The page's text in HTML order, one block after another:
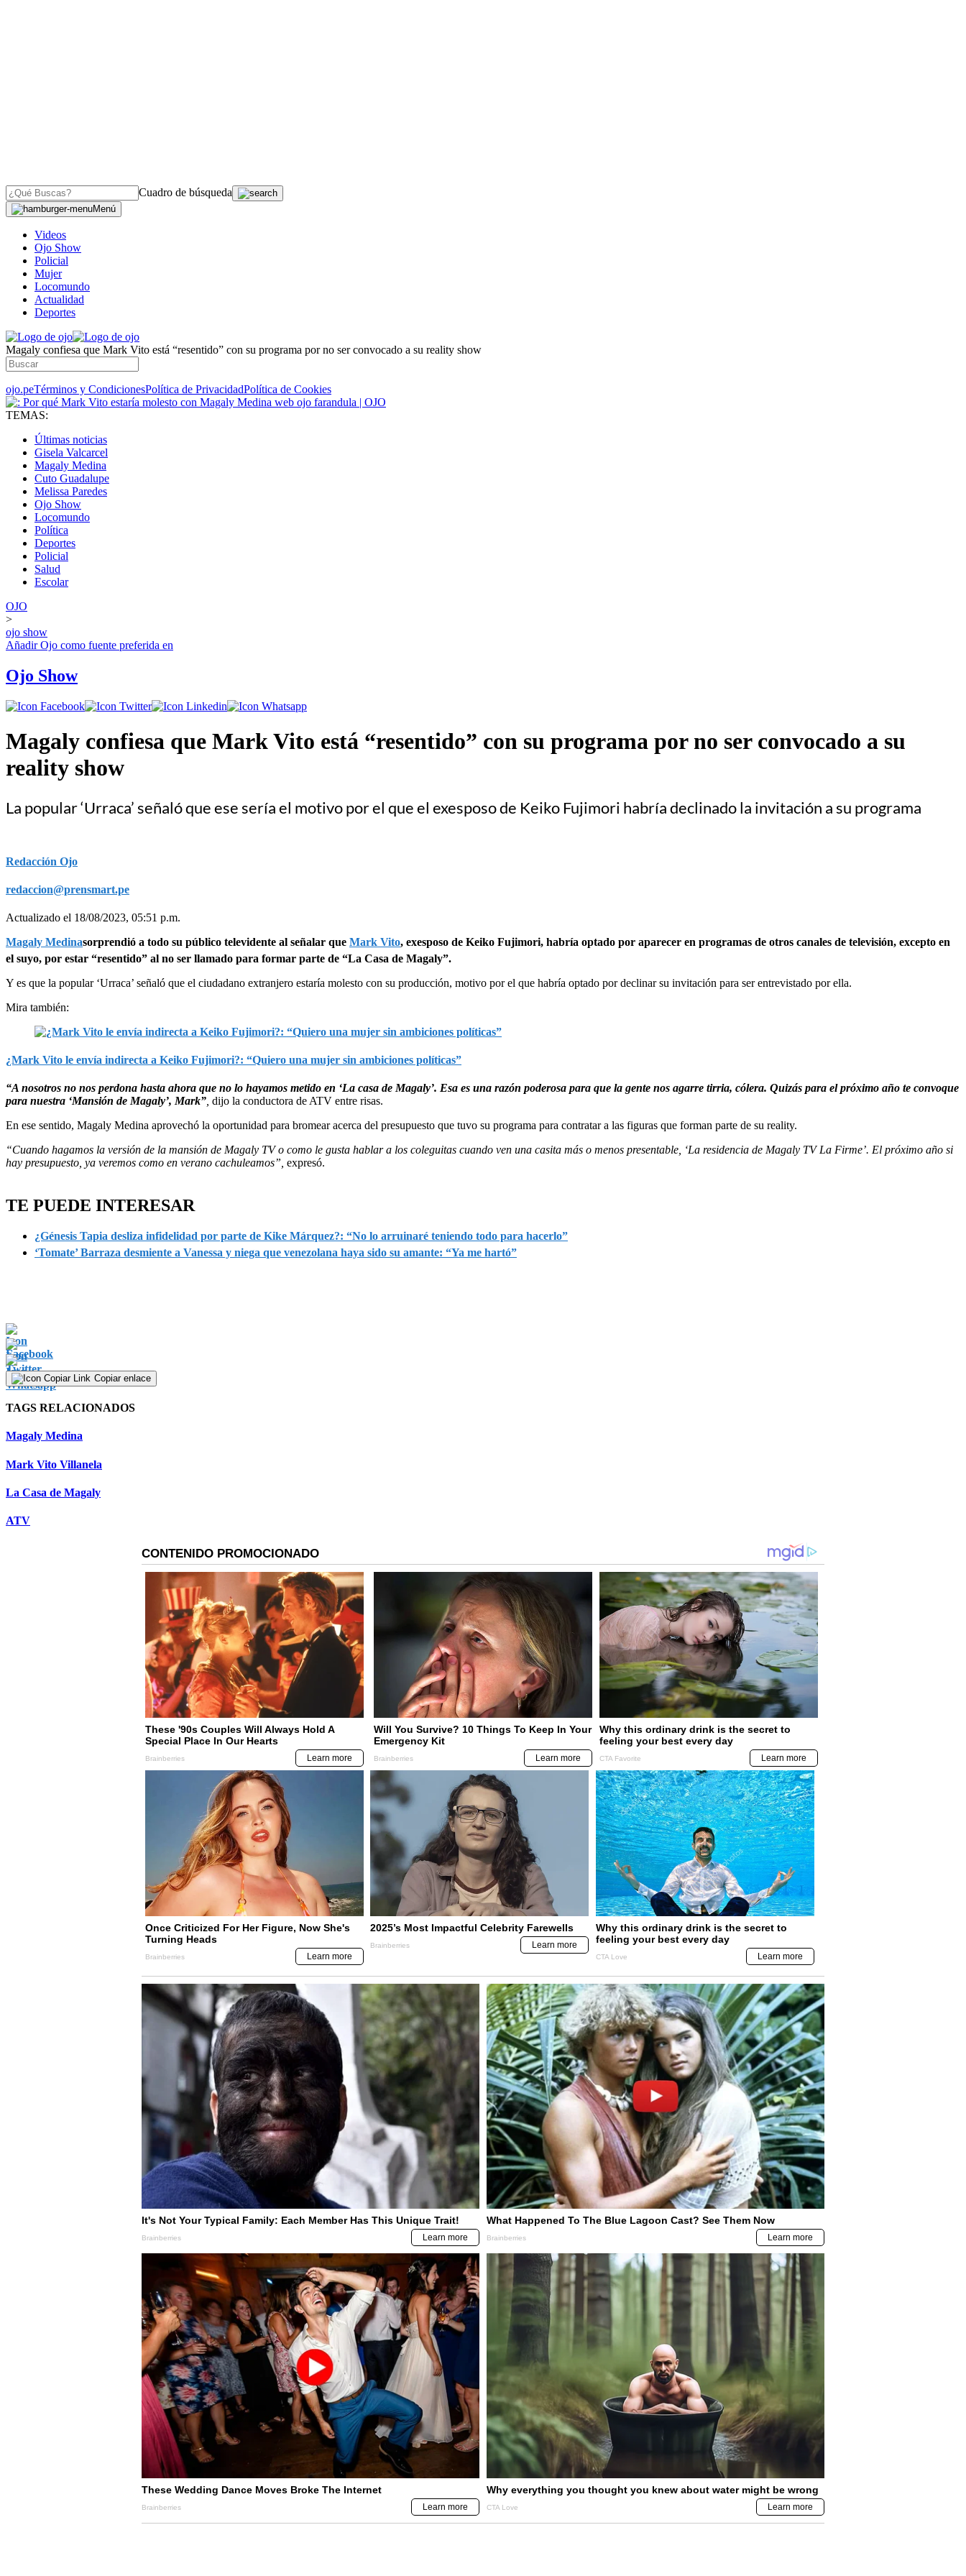
Cuadro de búsqueda
Menú
Videos
Ojo Show
Policial
Mujer
Locomundo
Actualidad
Deportes
Magaly confiesa que Mark Vito está “resentido” con su programa por no ser convocado a su reality show
ojo.peTérminos y CondicionesPolítica de PrivacidadPolítica de Cookies
TEMAS:
Últimas noticias
Gisela Valcarcel
Magaly Medina
Cuto Guadalupe
Melissa Paredes
Ojo Show
Locomundo
Política
Deportes
Policial
Salud
Escolar
OJO
>
ojo show
AñadirOjo como fuente preferida en
Ojo Show
Magaly confiesa que Mark Vito está “resentido” con su programa por no ser convocado a su
reality show
La popular ‘Urraca’ señaló que ese sería el motivo por el que el exesposo de Keiko Fujimori habría declinado la invitación a su programa
Redacción Ojo
redaccion@prensmart.pe
Actualizado el 18/08/2023, 05:51 p.m.
Magaly Medinasorprendió a todo su público televidente al señalar que Mark Vito, exesposo de Keiko Fujimori, habría optado por aparecer en programas de otros canales de televisión, excepto en
el suyo, por estar “resentido” al no ser llamado para formar parte de “La Casa de Magaly”.
Y es que la popular ‘Urraca’ señaló que el ciudadano extranjero estaría molesto con su producción, motivo por el que habría optado por declinar su invitación para ser entrevistado por ella.
Mira también:
¿Mark Vito le envía indirecta a Keiko Fujimori?: “Quiero una mujer sin ambiciones políticas”
“A nosotros no nos perdona hasta ahora que no lo hayamos metido en ‘La casa de Magaly’. Esa es una razón poderosa para que la gente nos agarre tirria, cólera. Quizás para el próximo año te convoque
para nuestra ‘Mansión de Magaly’, Mark” dijo la conductora de ATV entre risas.
En ese sentido, Magaly Medina aprovechó la oportunidad para bromear acerca del presupuesto que tuvo su programa para contratar a las figuras que forman parte de su reality.
“Cuando hagamos la versión de la mansión de Magaly TV o como le gusta hablar a los coleguitas cuando ven una casita más o menos presentable, ‘La residencia de Magaly TV La Firme’. El próximo año si
hay presupuesto, ya veremos como en verano cachuleamos”, expresó.
TE PUEDE INTERESAR
¿Génesis Tapia desliza infidelidad por parte de Kike Márquez?: “No lo arruinaré teniendo todo para hacerlo”
‘Tomate’ Barraza desmiente a Vanessa y niega que venezolana haya sido su amante: “Ya me hartó”
Copiar enlace
TAGS RELACIONADOS
Magaly Medina
Mark Vito Villanela
La Casa de Magaly
ATV